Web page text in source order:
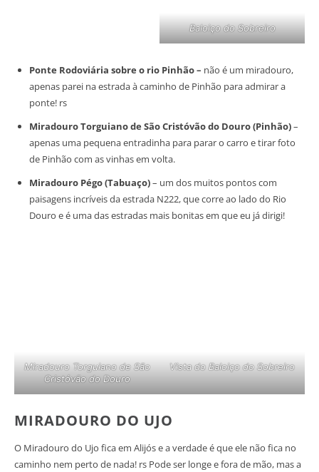
Baloiço do Sobreiro
Ponte Rodoviária sobre o rio Pinhão– não é um miradouro,
apenas parei na estrada à caminho de Pinhão para admirar a
ponte! rs
Miradouro Torguiano de São Cristóvão do Douro (Pinhão)–
apenas uma pequena entradinha para parar o carro e tirar foto
de Pinhão com as vinhas em volta.
Miradouro Pégo (Tabuaço)– um dos muitos pontos com
paisagens incríveis da estrada N222, que corre ao lado do Rio
Douro e é uma das estradas mais bonitas em que eu já dirigi!
Miradouro Torguiano de São
Cristóvão do Douro
Vista do Baloiço do Sobreiro
MIRADOURO DO UJO
O Miradouro do Ujo fica em Alijós e a verdade é que ele não fica no
caminho nem perto de nada! rs Pode ser longe e fora de mão, mas a